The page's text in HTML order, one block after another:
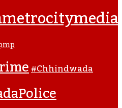
#Chhindwada